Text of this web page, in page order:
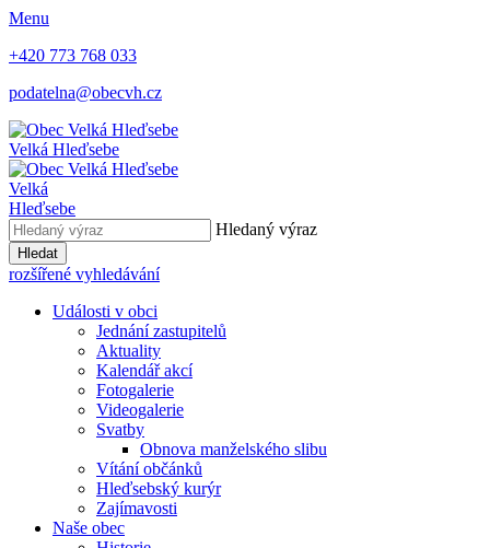
Menu
+420 773 768 033
podatelna@obecvh.cz
Velká Hleďsebe
Velká
Hleďsebe
Hledaný výraz
Hledat
rozšířené vyhledávání
Události v obci
Jednání zastupitelů
Aktuality
Kalendář akcí
Fotogalerie
Videogalerie
Svatby
Obnova manželského slibu
Vítání občánků
Hleďsebský kurýr
Zajímavosti
Naše obec